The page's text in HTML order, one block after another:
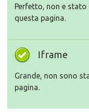
Perfetto, non e
questa pagina.
Iframe
Grande, non sono
pagina.